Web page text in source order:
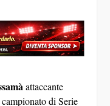
attaccante
di Serie